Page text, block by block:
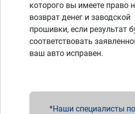
которого вы имеете право
возврат денег и заводской
прошивки, если результат
соответствовать
ваш авто исправен.
Наши специалисты